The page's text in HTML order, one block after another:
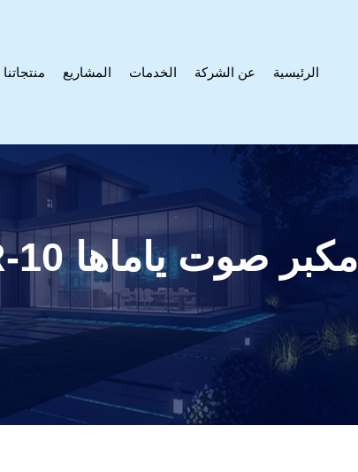
الرئيسية عن الشركة الخدمات المشاريع منتجاتنا
مكبر صوت ياماها DXR-10 بقوة 700 وات